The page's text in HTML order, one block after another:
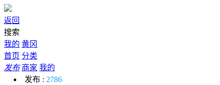
返回
搜索
我的 黄冈
首页 分类
发布 商家 我的
发布 : 2786